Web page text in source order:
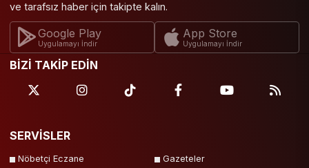
ve tarafsız haber için takipte kalın.
Google Play
Uygulamayı İndir
App Store
Uygulamayı İndir
BİZİ TAKİP EDİN
SERVİSLER
Nöbetçi Eczane Gazeteler